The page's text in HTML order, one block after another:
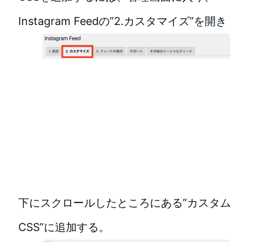
Instagram Feedの”2.カスタマイズ”を開き
下にスクロールしたところにある”カスタム
CSS”に追加する。